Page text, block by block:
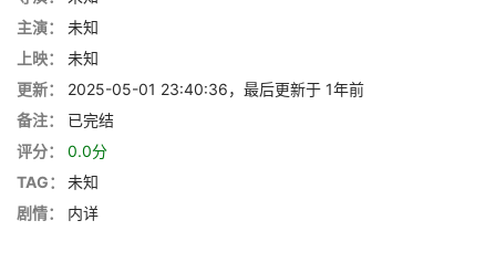
主演：
未知
上映：
未知
更新：
2025-05-01 23:40:36，最后更新于 1年前
备注：
已完结
评分：
0.0分
TAG：
未知
剧情：
内详